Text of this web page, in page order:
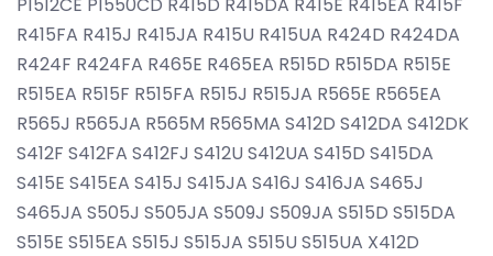
R415FA R415J R415JA R415U R415UA R424D R424DA
R424F R424FA R465E R465EA R515D R515DA R515E
R515EA R515F R515FA R515J R515JA R565E R565EA
R565J R565JA R565M R565MA S412D S412DA S412DK
S412F S412FA S412FJ S412U S412UA S415D S415DA
S415E S415EA S415J S415JA S416J S416JA S465J
S465JA S505J S505JA S509J S509JA S515D S515DA
S515E S515EA S515J S515JA S515U S515UA X412D